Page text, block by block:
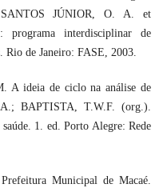
SANTOS JÚNIOR, O. A. et
programa interdisciplinar de
Rio de Janeiro: FASE, 2003.
A ideia de ciclo na análise de
BAPTISTA, T.W.F. (org.).
1. ed. Porto Alegre: Rede
Municipal de Macaé.